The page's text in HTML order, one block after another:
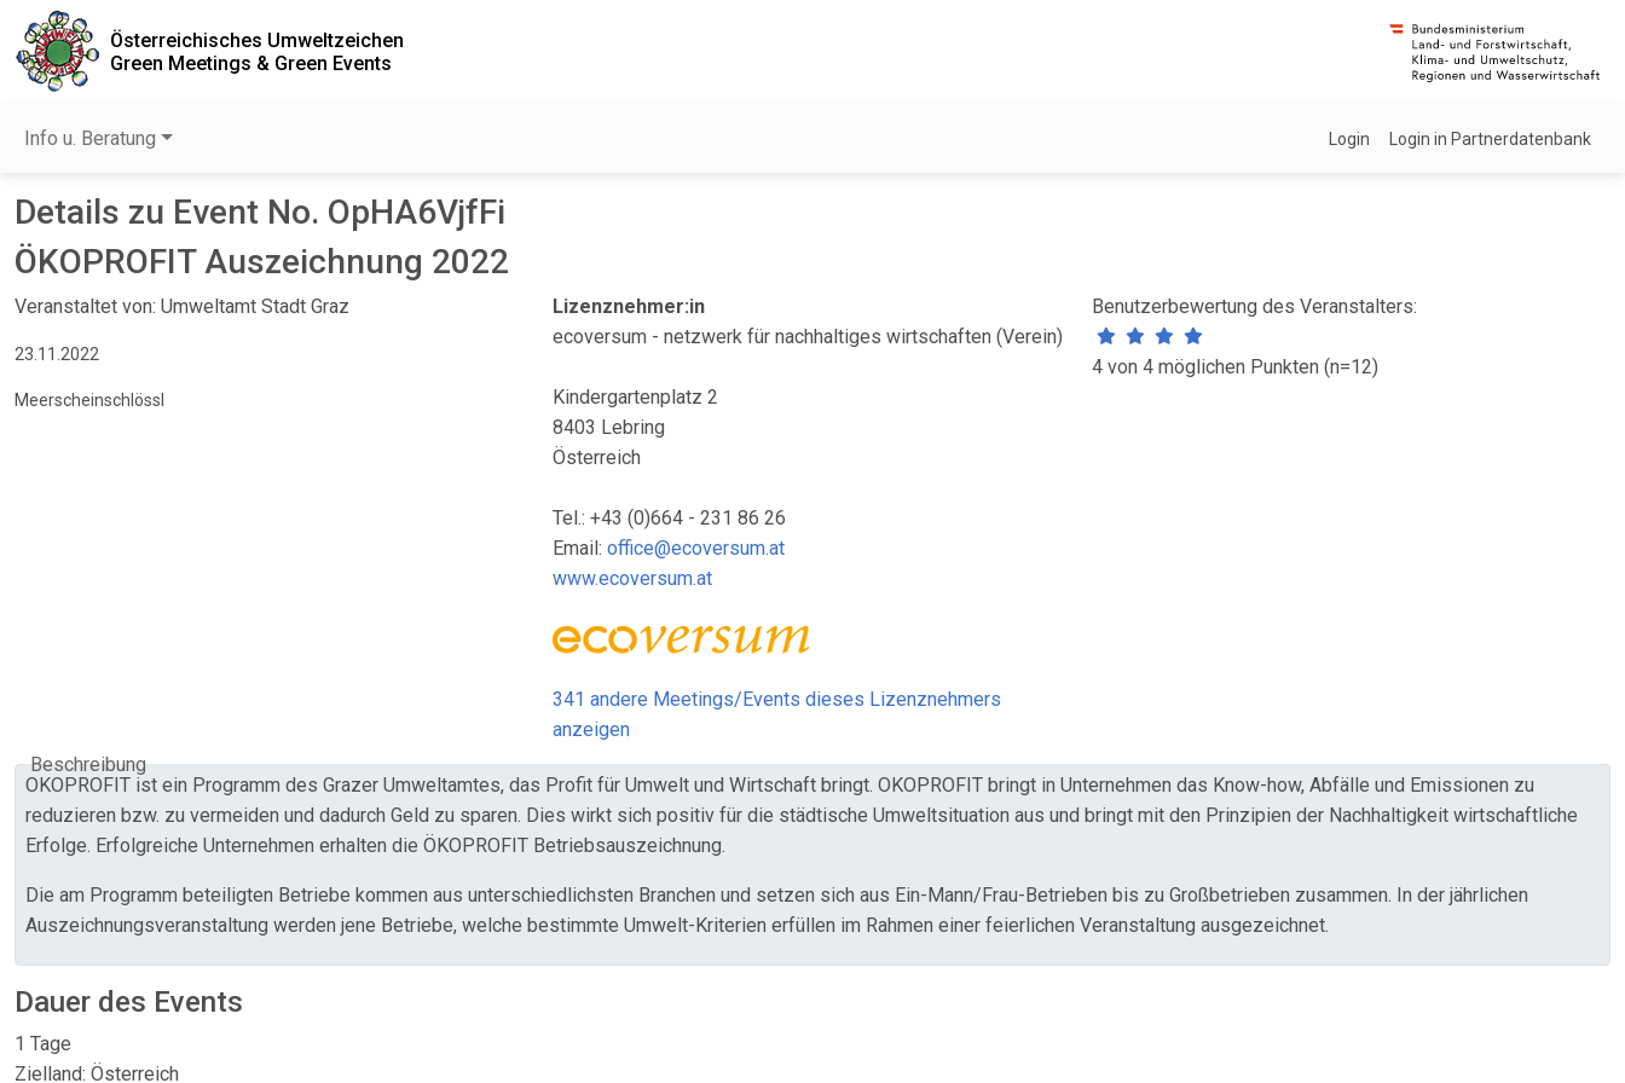
Österreichisches Umweltzeichen
Green Meetings & Green Events
Info u. Beratung Login Login in Partnerdatenbank
Details zu Event No. OpHA6VjfFi
ÖKOPROFIT Auszeichnung 2022
Veranstaltet von: Umweltamt Stadt Graz
23.11.2022
Meerscheinschlössl
Lizenznehmer:in
ecoversum - netzwerk für nachhaltiges wirtschaften (Verein)
Kindergartenplatz 2
8403 Lebring
Österreich
Tel.: +43 (0)664 - 231 86 26
Email:office@ecoversum.at
www.ecoversum.at
341 andere Meetings/Events dieses Lizenznehmers
anzeigen
Benutzerbewertung des Veranstalters:
4 von 4 möglichen Punkten (n=12)
Beschreibung
ÖKOPROFIT ist ein Programm des Grazer Umweltamtes, das Profit für Umwelt und Wirtschaft bringt. ÖKOPROFIT bringt in Unternehmen das Know-how, Abfälle und Emissionen zu
reduzieren bzw. zu vermeiden und dadurch Geld zu sparen. Dies wirkt sich positiv für die städtische Umweltsituation aus und bringt mit den Prinzipien der Nachhaltigkeit wirtschaftliche
Erfolge. Erfolgreiche Unternehmen erhalten die ÖKOPROFIT Betriebsauszeichnung.
Die am Programm beteiligten Betriebe kommen aus unterschiedlichsten Branchen und setzen sich aus Ein-Mann/Frau-Betrieben bis zu Großbetrieben zusammen. In der jährlichen
Auszeichnungsveranstaltung werden jene Betriebe, welche bestimmte Umwelt-Kriterien erfüllen im Rahmen einer feierlichen Veranstaltung ausgezeichnet.
Dauer des Events
1 Tage
Zielland: Österreich